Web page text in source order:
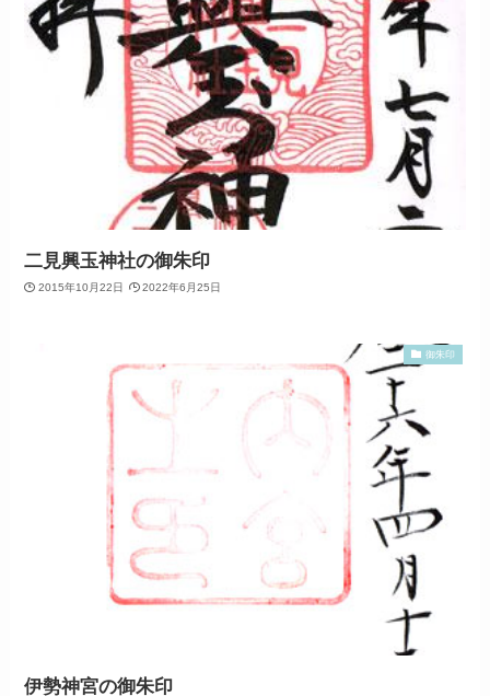
二見興玉神社の御朱印
2015年10月22日 2022年6月25日
御朱印
伊勢神宮の御朱印